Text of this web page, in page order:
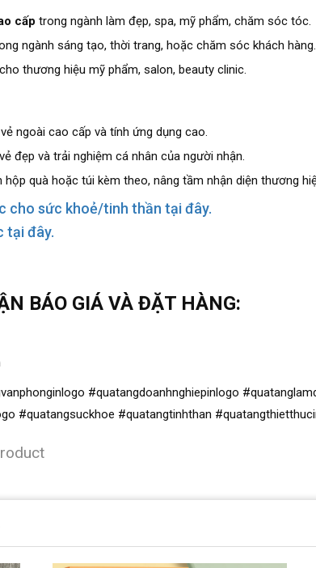
cấp trong ngành làm đẹp, spa, mỹ phẩm, chăm sóc tóc.
ngành sáng tạo, thời trang, hoặc chăm sóc khách hàng.
cho thương hiệu mỹ phẩm, salon, beauty clinic.
ngoài cao cấp và tính ứng dụng cao.
đẹp và trải nghiệm cá nhân của người nhận.
hộp quà hoặc túi kèm theo, nâng tầm nhận diện thương
cho sức khoẻ/tinh thần tại đây.
tại đây.
BÁO GIÁ VÀ ĐẶT HÀNG:
#quatangdoanhnghiepinlogo
#quatangsuckhoe #quatangtinhthan